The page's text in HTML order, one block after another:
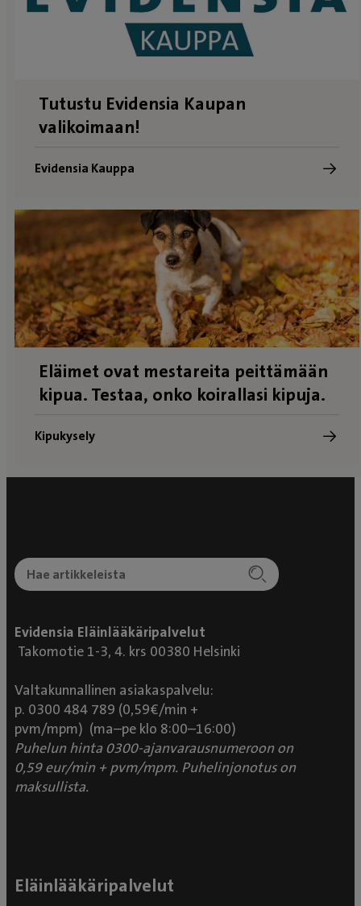
Tutustu Evidensia Kaupan
valikoimaan!
Evidensia Kauppa
Eläimet ovat mestareita peittämään
kipua. Testaa, onko koirallasi kipuja.
Kipukysely
Evidensia Eläinlääkäripalvelut
Takomotie 1-3, 4. krs 00380 Helsinki
Valtakunnallinen asiakaspalvelu:
p. 0300 484 789 (0,59€/min +
pvm/mpm) (ma–pe klo 8:00–16:00)
Puhelun hinta 0300-ajanvarausnumeroon on
0,59 eur/min + pvm/mpm. Puhelinjonotus on
maksullista.
Eläinlääkäripalvelut